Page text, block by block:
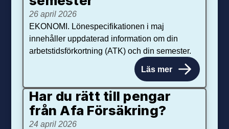
26 april 2026
EKONOMI. Lönespecifikationen i maj
innehåller uppdaterad information om din
arbetstidsförkortning (ATK) och din semester.
Läs mer
Har du rätt till pengar
från Afa Försäkring?
24 april 2026